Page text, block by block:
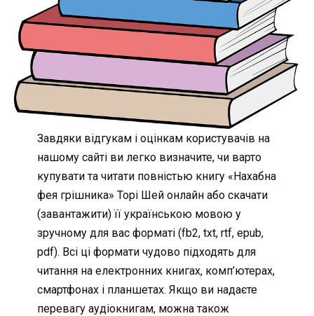
Завдяки відгукам і оцінкам користувачів на
нашому сайті ви легко визначите, чи варто
купувати та читати повністью книгу «Нахабна
фея грішника» Торі Шей онлайн або скачати
(завантажити) її українською мовою у
зручному для вас форматі (fb2, txt, rtf, epub,
pdf). Всі ці формати чудово підходять для
читання на електронних книгах, комп’ютерах,
смартфонах і планшетах. Якщо ви надаєте
перевагу аудіокнигам, можна також